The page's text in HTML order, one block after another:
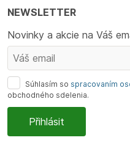
NEWSLETTER
Novinky a akcie na Váš
Súhlasím so spracovaním
obchodného sdelenia.